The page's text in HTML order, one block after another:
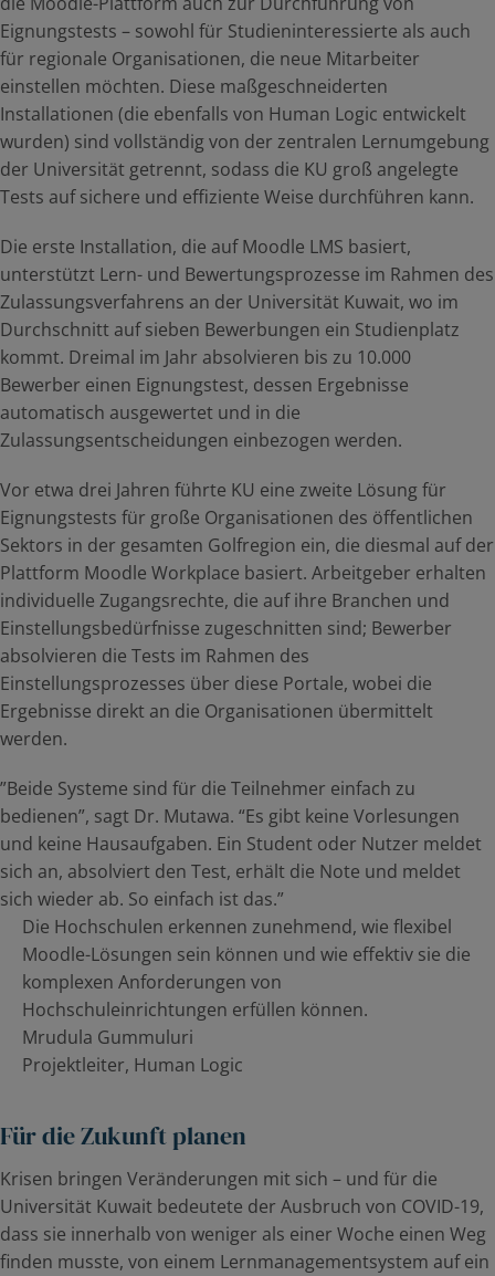
Eignungstests – sowohl für Studieninteressierte als auch
für regionale Organisationen, die neue Mitarbeiter
einstellen möchten. Diese maßgeschneiderten
Installationen (die ebenfalls von Human Logic entwickelt
wurden) sind vollständig von der zentralen Lernumgebung
der Universität getrennt, sodass die KU groß angelegte
Tests auf sichere und effiziente Weise durchführen kann.
Die erste Installation, die auf Moodle LMS basiert,
unterstützt Lern- und Bewertungsprozesse im Rahmen des
Zulassungsverfahrens an der Universität Kuwait, wo im
Durchschnitt auf sieben Bewerbungen ein Studienplatz
kommt. Dreimal im Jahr absolvieren bis zu 10.000
Bewerber einen Eignungstest, dessen Ergebnisse
automatisch ausgewertet und in die
Zulassungsentscheidungen einbezogen werden.
Vor etwa drei Jahren führte KU eine zweite Lösung für
Eignungstests für große Organisationen des öffentlichen
Sektors in der gesamten Golfregion ein, die diesmal auf der
Plattform Moodle Workplace basiert. Arbeitgeber erhalten
individuelle Zugangsrechte, die auf ihre Branchen und
Einstellungsbedürfnisse zugeschnitten sind; Bewerber
absolvieren die Tests im Rahmen des
Einstellungsprozesses über diese Portale, wobei die
Ergebnisse direkt an die Organisationen übermittelt
werden.
”Beide Systeme sind für die Teilnehmer einfach zu
bedienen”, sagt Dr. Mutawa. “Es gibt keine Vorlesungen
und keine Hausaufgaben. Ein Student oder Nutzer meldet
sich an, absolviert den Test, erhält die Note und meldet
sich wieder ab. So einfach ist das.”
Die Hochschulen erkennen zunehmend, wie flexibel
Moodle-Lösungen sein können und wie effektiv sie die
komplexen Anforderungen von
Hochschuleinrichtungen erfüllen können.
Mrudula Gummuluri
Projektleiter, Human Logic
Für die Zukunft planen
Krisen bringen Veränderungen mit sich – und für die
Universität Kuwait bedeutete der Ausbruch von COVID-19,
dass sie innerhalb von weniger als einer Woche einen Weg
finden musste, von einem Lernmanagementsystem auf ein